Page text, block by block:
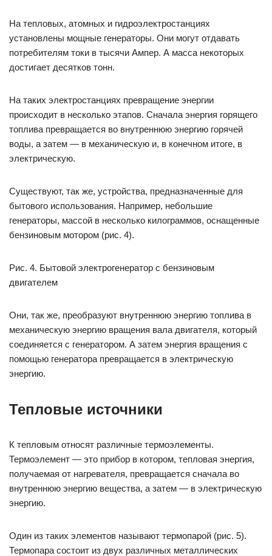
На тепловых, атомных и гидроэлектростанциях
установлены мощные генераторы. Они могут отдавать
потребителям токи в тысячи Ампер. А масса некоторых
достигает десятков тонн.
На таких электростанциях превращение энергии
происходит в несколько этапов. Сначала энергия горящего
топлива превращается во внутреннюю энергию горячей
воды, а затем — в механическую и, в конечном итоге, в
электрическую.
Существуют, так же, устройства, предназначенные для
бытового использования. Например, небольшие
генераторы, массой в несколько килограммов, оснащенные
бензиновым мотором (рис. 4).
Рис. 4. Бытовой электрогенератор с бензиновым
двигателем
Они, так же, преобразуют внутреннюю энергию топлива в
механическую энергию вращения вала двигателя, который
соединяется с генератором. А затем энергия вращения с
помощью генератора превращается в электрическую
энергию.
Тепловые источники
К тепловым относят различные термоэлементы.
Термоэлемент — это прибор в котором, тепловая энергия,
получаемая от нагревателя, превращается сначала во
внутреннюю энергию вещества, а затем — в электрическую
энергию.
Один из таких элементов называют термопарой (рис. 5).
Термопара состоит из двух различных металлических